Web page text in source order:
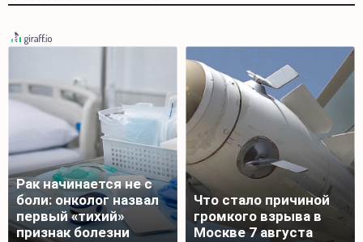
Рак начинается не с
боли: онколог назвал
первый «тихий»
признак болезни
Что стало причиной
громкого взрыва в
Москве 7 августа